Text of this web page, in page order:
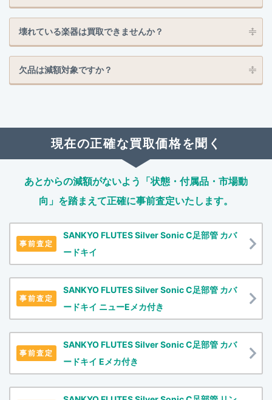
壊れている楽器は買取できませんか？
欠品は減額対象ですか？
現在の正確な買取価格を聞く
あとからの減額がないよう「状態・付属品・市場動
向」を踏まえて正確に事前査定いたします。
事前査定
SANKYO FLUTES Silver Sonic C足部管 カバ
ードキイ
事前査定
SANKYO FLUTES Silver Sonic C足部管 カバ
ードキイ ニューEメカ付き
事前査定
SANKYO FLUTES Silver Sonic C足部管 カバ
ードキイ Eメカ付き